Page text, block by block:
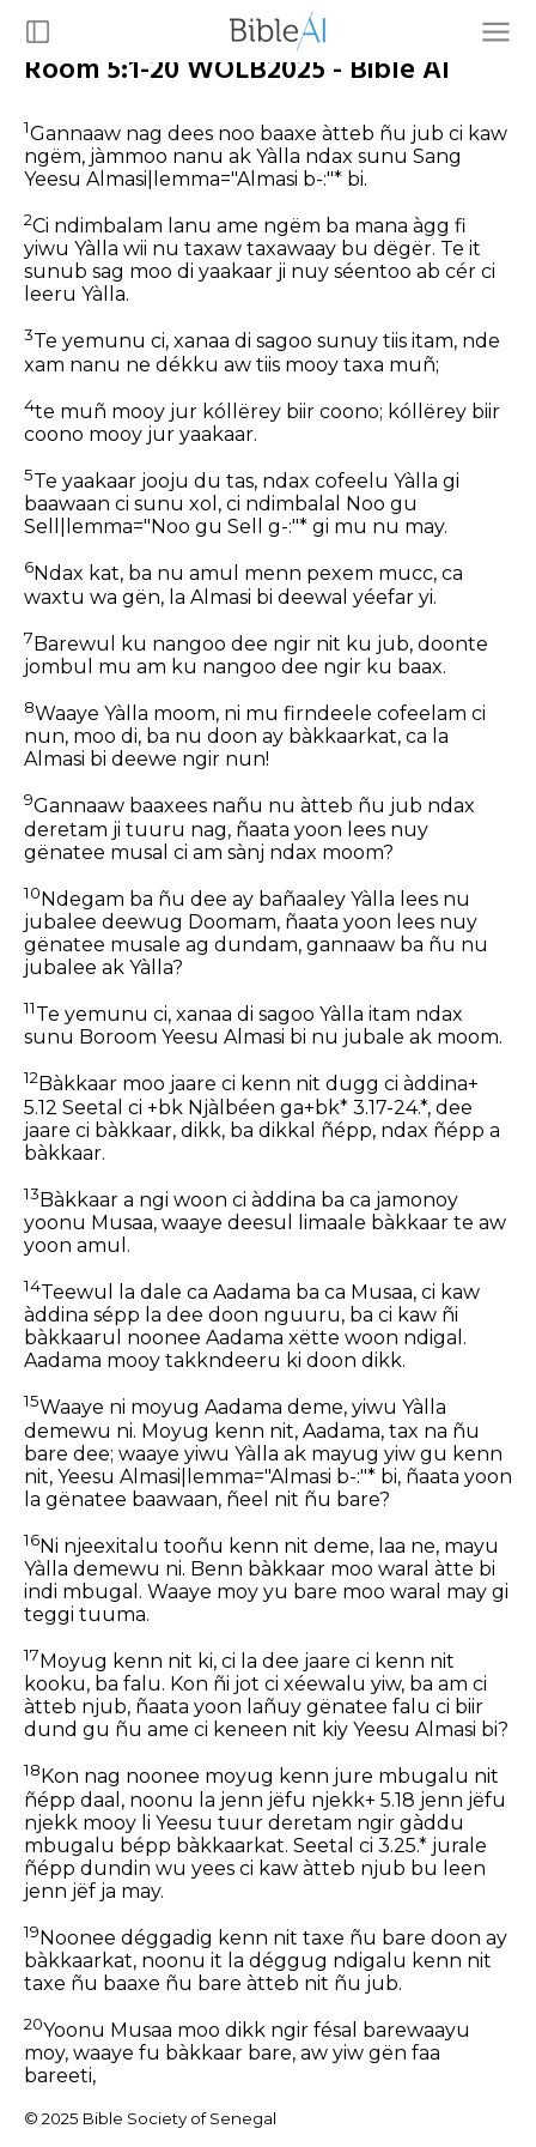
Room 5:1-20 WOLB2025 - Bible AI
1Gannaaw nag dees noo baaxe àtteb ñu jub ci kaw
ngëm, jàmmoo nanu ak Yàlla ndax sunu Sang
Yeesu Almasi|lemma="Almasi b-:"* bi.
2Ci ndimbalam lanu ame ngëm ba mana àgg fi
yiwu Yàlla wii nu taxaw taxawaay bu dëgër. Te it
sunub sag moo di yaakaar ji nuy séentoo ab cér ci
leeru Yàlla.
3Te yemunu ci, xanaa di sagoo sunuy tiis itam, nde
xam nanu ne dékku aw tiis mooy taxa muñ;
4te muñ mooy jur kóllërey biir coono; kóllërey biir
coono mooy jur yaakaar.
5Te yaakaar jooju du tas, ndax cofeelu Yàlla gi
baawaan ci sunu xol, ci ndimbalal Noo gu
Sell|lemma="Noo gu Sell g-:"* gi mu nu may.
6Ndax kat, ba nu amul menn pexem mucc, ca
waxtu wa gën, la Almasi bi deewal yéefar yi.
7Barewul ku nangoo dee ngir nit ku jub, doonte
jombul mu am ku nangoo dee ngir ku baax.
8Waaye Yàlla moom, ni mu firndeele cofeelam ci
nun, moo di, ba nu doon ay bàkkaarkat, ca la
Almasi bi deewe ngir nun!
9Gannaaw baaxees nañu nu àtteb ñu jub ndax
deretam ji tuuru nag, ñaata yoon lees nuy
gënatee musal ci am sànj ndax moom?
10Ndegam ba ñu dee ay bañaaley Yàlla lees nu
jubalee deewug Doomam, ñaata yoon lees nuy
gënatee musale ag dundam, gannaaw ba ñu nu
jubalee ak Yàlla?
11Te yemunu ci, xanaa di sagoo Yàlla itam ndax
sunu Boroom Yeesu Almasi bi nu jubale ak moom.
12Bàkkaar moo jaare ci kenn nit dugg ci àddina+
5.12 Seetal ci +bk Njàlbéen ga+bk* 3.17-24.*, dee
jaare ci bàkkaar, dikk, ba dikkal ñépp, ndax ñépp a
bàkkaar.
13Bàkkaar a ngi woon ci àddina ba ca jamonoy
yoonu Musaa, waaye deesul limaale bàkkaar te aw
yoon amul.
14Teewul la dale ca Aadama ba ca Musaa, ci kaw
àddina sépp la dee doon nguuru, ba ci kaw ñi
bàkkaarul noonee Aadama xëtte woon ndigal.
Aadama mooy takkndeeru ki doon dikk.
15Waaye ni moyug Aadama deme, yiwu Yàlla
demewu ni. Moyug kenn nit, Aadama, tax na ñu
bare dee; waaye yiwu Yàlla ak mayug yiw gu kenn
nit, Yeesu Almasi|lemma="Almasi b-:"* bi, ñaata yoon
la gënatee baawaan, ñeel nit ñu bare?
16Ni njeexitalu tooñu kenn nit deme, laa ne, mayu
Yàlla demewu ni. Benn bàkkaar moo waral àtte bi
indi mbugal. Waaye moy yu bare moo waral may gi
teggi tuuma.
17 Moyug kenn nit ki, ci la dee jaare ci kenn nit
kooku, ba falu. Kon ñi jot ci xéewalu yiw, ba am ci
àtteb njub, ñaata yoon lañuy gënatee falu ci biir
dund gu ñu ame ci keneen nit kiy Yeesu Almasi bi?
18 Kon nag noonee moyug kenn jure mbugalu nit
ñépp daal, noonu la jenn jëfu njekk+ 5.18 jenn jëfu
njekk mooy li Yeesu tuur deretam ngir gàddu
mbugalu bépp bàkkaarkat. Seetal ci 3.25.* jurale
ñépp dundin wu yees ci kaw àtteb njub bu leen
jenn jëf ja may.
19Noonee déggadig kenn nit taxe ñu bare doon ay
bàkkaarkat, noonu it la déggug ndigalu kenn nit
taxe ñu baaxe ñu bare àtteb nit ñu jub.
20Yoonu Musaa moo dikk ngir fésal barewaayu
moy, waaye fu bàkkaar bare, aw yiw gën faa
bareeti,
© 2025 Bible Society of Senegal